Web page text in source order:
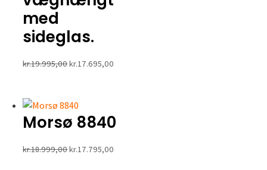
med
sideglas.
kr.19.995,00Den
var:
kr.19.995,00.
kr.17.695,00
kr.17.695,00.
Morsø 8840
kr.18.999,00Den
kr.17.795,00